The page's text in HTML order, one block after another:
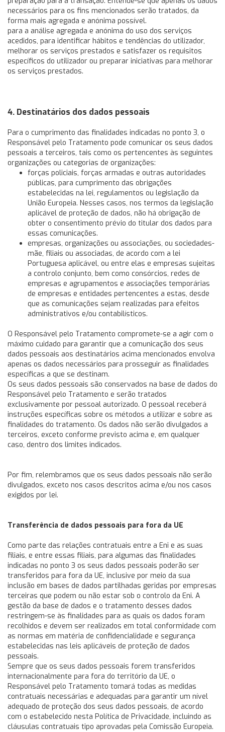
necessários para os fins mencionados serão tratados, da
forma mais agregada e anónima possível.
para a análise agregada e anónima do uso dos serviços
acedidos, para identificar hábitos e tendências do utilizador,
melhorar os serviços prestados e satisfazer os requisitos
específicos do utilizador ou preparar iniciativas para melhorar
os serviços prestados.
4. Destinatários dos dados pessoais
Para o cumprimento das finalidades indicadas no ponto 3, o
Responsável pelo Tratamento pode comunicar os seus dados
pessoais a terceiros, tais como os pertencentes às seguintes
organizações ou categorias de organizações:
forças policiais, forças armadas e outras autoridades
públicas, para cumprimento das obrigações
estabelecidas na lei, regulamentos ou legislação da
União Europeia. Nesses casos, nos termos da legislação
aplicável de proteção de dados, não há obrigação de
obter o consentimento prévio do titular dos dados para
essas comunicações.
empresas, organizações ou associações, ou sociedades-
mãe, filiais ou associadas, de acordo com a lei
Portuguesa aplicável, ou entre elas e empresas sujeitas
a controlo conjunto, bem como consórcios, redes de
empresas e agrupamentos e associações temporárias
de empresas e entidades pertencentes a estas, desde
que as comunicações sejam realizadas para efeitos
administrativos e/ou contabilísticos.
O Responsável pelo Tratamento compromete-se a agir com o
máximo cuidado para garantir que a comunicação dos seus
dados pessoais aos destinatários acima mencionados envolva
apenas os dados necessários para prosseguir as finalidades
específicas a que se destinam.
Os seus dados pessoais são conservados na base de dados do
Responsável pelo Tratamento e serão tratados
exclusivamente por pessoal autorizado. O pessoal receberá
instruções específicas sobre os métodos a utilizar e sobre as
finalidades do tratamento. Os dados não serão divulgados a
terceiros, exceto conforme previsto acima e, em qualquer
caso, dentro dos limites indicados.
Por fim, relembramos que os seus dados pessoais não serão
divulgados, exceto nos casos descritos acima e/ou nos casos
exigidos por lei.
Transferência de dados pessoais para fora da UE
Como parte das relações contratuais entre a Eni e as suas
filiais, e entre essas filiais, para algumas das finalidades
indicadas no ponto 3 os seus dados pessoais poderão ser
transferidos para fora da UE, inclusive por meio da sua
inclusão em bases de dados partilhadas geridas por empresas
terceiras que podem ou não estar sob o controlo da Eni. A
gestão da base de dados e o tratamento desses dados
restringem-se às finalidades para as quais os dados foram
recolhidos e devem ser realizados em total conformidade com
as normas em matéria de confidencialidade e segurança
estabelecidas nas leis aplicáveis de proteção de dados
pessoais.
Sempre que os seus dados pessoais forem transferidos
internacionalmente para fora do território da UE, o
Responsável pelo Tratamento tomará todas as medidas
contratuais necessárias e adequadas para garantir um nível
adequado de proteção dos seus dados pessoais, de acordo
com o estabelecido nesta Política de Privacidade, incluindo as
cláusulas contratuais tipo aprovadas pela Comissão Europeia.